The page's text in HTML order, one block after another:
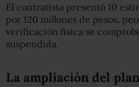
El contratista presentó 10
por 120 millones de pesos,
verificación física se
suspendida.
La ampliación del